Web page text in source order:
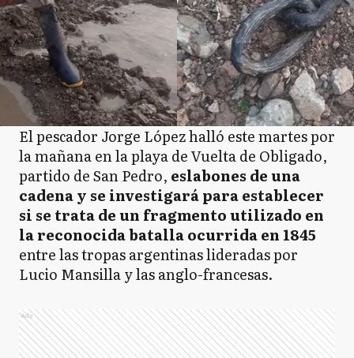
El pescador Jorge López halló este martes por
la mañana en la playa de Vuelta de Obligado,
partido de San Pedro, eslabones de una
cadena y se investigará para establecer
si se trata de un fragmento utilizado en
la reconocida batalla ocurrida en 1845
entre las tropas argentinas lideradas por
Lucio Mansilla y las anglo-francesas.
Ads